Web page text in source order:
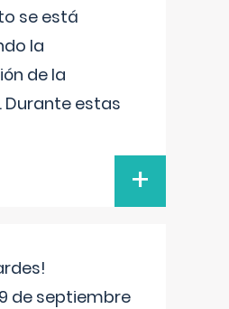
se está
la
de la
Durante estas
+
de septiembre